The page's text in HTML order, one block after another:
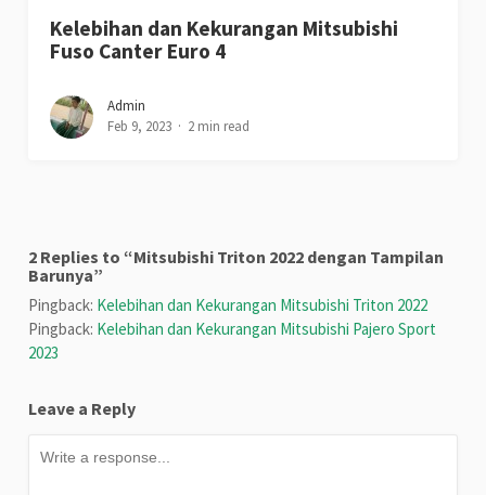
Kelebihan dan Kekurangan Mitsubishi
Fuso Canter Euro 4
Admin
Feb 9, 2023
2 min read
2 Replies to “Mitsubishi Triton 2022 dengan Tampilan
Barunya”
Pingback: Kelebihan dan Kekurangan Mitsubishi Triton 2022
Pingback: Kelebihan dan Kekurangan Mitsubishi Pajero Sport
2023
Leave a Reply